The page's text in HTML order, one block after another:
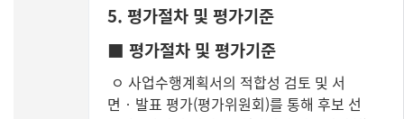
5. 평가절차 및 평가기준
■ 평가절차 및 평가기준
ㅇ 사업수행계획서의 적합성 검토 및 서
면‧발표 평가(평가위원회)를 통해 후보 선